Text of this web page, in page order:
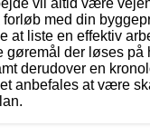
vil altid være
med din
at liste en effektiv
gøremål der løses på
derudover en
anbefales at være